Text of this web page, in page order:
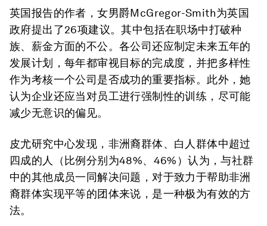
英国报告的作者，女男爵McGregor-Smith为英国
政府提出了26项建议。其中包括在职场中打破种
族、薪金方面的不公。各公司还应制定未来五年的
发展计划，每年都审视目标的完成度，并把多样性
作为考核一个公司是否成功的重要指标。此外，她
认为企业还应当对员工进行强制性的训练，尽可能
减少无意识的偏见。
皮尤研究中心发现，非洲裔群体、白人群体中超过
四成的人（比例分别为48%、46%）认为，与社群
中的其他成员一同解决问题，对于致力于帮助非洲
裔群体实现平等的团体来说，是一种极为有效的方
法。